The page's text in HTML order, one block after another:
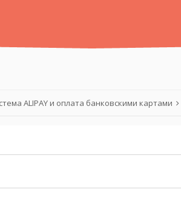
ALIPAY и оплата банковскими картами